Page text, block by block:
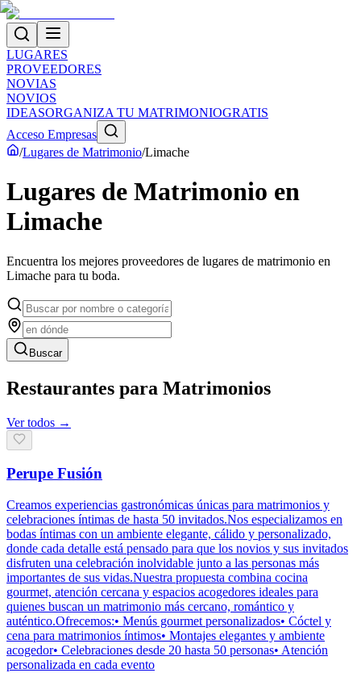
LUGARES
PROVEEDORES
NOVIAS
NOVIOS
IDEASORGANIZA TU MATRIMONIOGRATIS
Acceso Empresas
/Lugares de Matrimonio/Limache
Lugares de Matrimonio en
Limache
Encuentra los mejores proveedores de lugares de matrimonio en
Limache para tu boda.
Buscar
Restaurantes para Matrimonios
Ver todos →
Perupe Fusión
Creamos experiencias gastronómicas únicas para matrimonios y
celebraciones íntimas de hasta 50 invitados.Nos especializamos en
bodas íntimas con un ambiente elegante, cálido y personalizado,
donde cada detalle está pensado para que los novios y sus invitados
disfruten una celebración inolvidable junto a las personas más
importantes de sus vidas.Nuestra propuesta combina cocina
gourmet, atención cercana y espacios acogedores ideales para
quienes buscan un matrimonio más cercano, romántico y
auténtico.Ofrecemos:• Menús gourmet personalizados• Cóctel y
cena para matrimonios íntimos• Montajes elegantes y ambiente
acogedor• Celebraciones desde 20 hasta 50 personas• Atención
personalizada en cada evento